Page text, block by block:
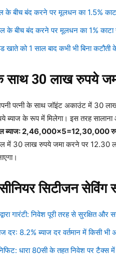
के बीच बंद करने पर मूलधन का 1.5%
के बीच बंद करने पर मूलधन का 1% काटा
खाते को 1 साल बाद कभी भी बिना कटौती
साथ 30 लाख रुपये
पत्नी के साथ जॉइंट अकाउंट में 30
ब्याज के रूप में मिलेगा। इस तरह
ब्याज: 2,46,000×5=12,30,000
में 30 लाख रुपये जमा करने पर 12.30
सिटीजन सेविंग
गारंटी: निवेश पूरी तरह से सुरक्षित और
दर: 8.2% ब्याज दर वर्तमान में किसी
धारा 80सी के तहत निवेश पर टैक्स